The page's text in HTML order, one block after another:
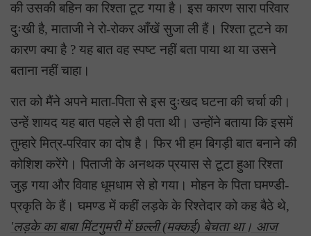
की उसकी बहिन का रिश्ता टूट गया है। इस कारण सारा परिवार
दुःखी है, माताजी ने रो-रोकर आँखें सुजा ली हैं। रिश्ता टूटने का
कारण क्या है ? यह बात वह स्पष्ट नहीं बता पाया था या उसने
बताना नहीं चाहा।
रात को मैंने अपने माता-पिता से इस दुःखद घटना की चर्चा की।
उन्हें शायद यह बात पहले से ही पता थी। उन्होंने बताया कि इसमें
तुम्हारे मित्र-परिवार का दोष है। फिर भी हम बिगड़ी बात बनाने की
कोशिश करेंगे। पिताजी के अनथक प्रयास से टूटा हुआ रिश्ता
जुड़ गया और विवाह धूमधाम से हो गया। मोहन के पिता घमण्डी-
प्रकृति के हैं। घमण्ड में कहीं लड़के के रिश्तेदार को कह बैठे थे,
'लड़के का बाबा मिंटगुमरी में छल्ली (मक्कई) बेचता था। आज